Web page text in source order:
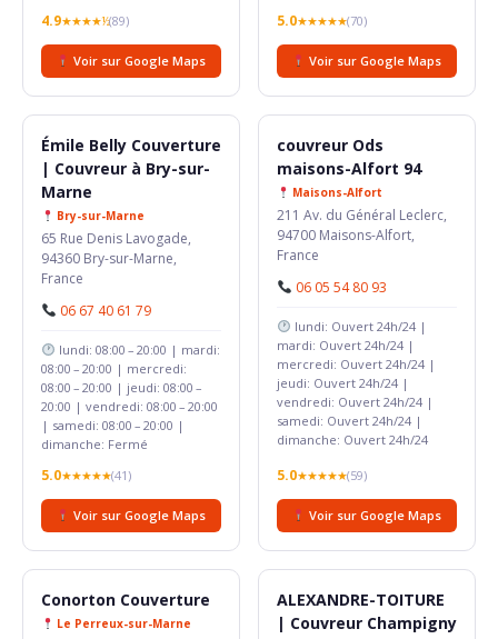
4.9★★★★½(89)
Voir sur Google Maps
5.0★★★★★(70)
Voir sur Google Maps
Émile Belly Couverture
| Couvreur à Bry-sur-
Marne
Bry-sur-Marne
65 Rue Denis Lavogade,
94360 Bry-sur-Marne,
France
06 67 40 61 79
lundi: 08:00 – 20:00 | mardi:
08:00 – 20:00 | mercredi:
08:00 – 20:00 | jeudi: 08:00 –
20:00 | vendredi: 08:00 – 20:00
| samedi: 08:00 – 20:00 |
dimanche: Fermé
5.0★★★★★(41)
Voir sur Google Maps
couvreur Ods
maisons-Alfort 94
Maisons-Alfort
211 Av. du Général Leclerc,
94700 Maisons-Alfort,
France
06 05 54 80 93
lundi: Ouvert 24h/24 |
mardi: Ouvert 24h/24 |
mercredi: Ouvert 24h/24 |
jeudi: Ouvert 24h/24 |
vendredi: Ouvert 24h/24 |
samedi: Ouvert 24h/24 |
dimanche: Ouvert 24h/24
5.0★★★★★(59)
Voir sur Google Maps
Conorton Couverture
Le Perreux-sur-Marne
ALEXANDRE-TOITURE
| Couvreur Champigny